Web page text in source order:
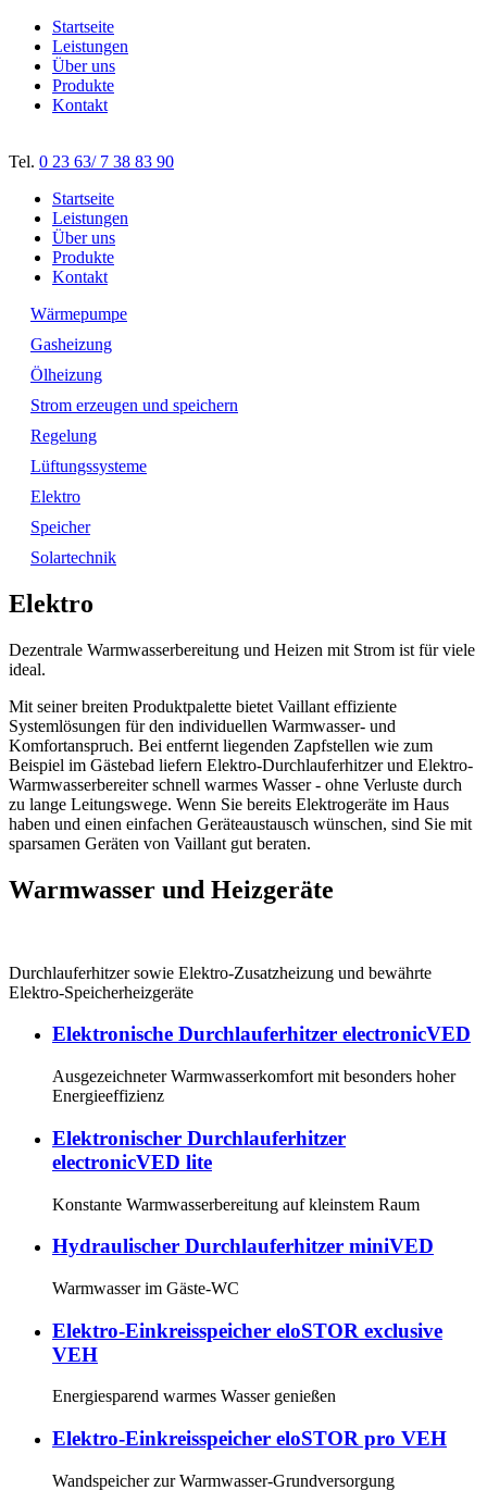
Startseite
Leistungen
Über uns
Produkte
Kontakt
Tel. 0 23 63/ 7 38 83 90
Startseite
Leistungen
Über uns
Produkte
Kontakt
Wärmepumpe
Gasheizung
Ölheizung
Strom erzeugen und speichern
Regelung
Lüftungssysteme
Elektro
Speicher
Solartechnik
Elektro
Dezentrale Warmwasserbereitung und Heizen mit Strom ist für viele
ideal.
Mit seiner breiten Produktpalette bietet Vaillant effiziente
Systemlösungen für den individuellen Warmwasser- und
Komfortanspruch. Bei entfernt liegenden Zapfstellen wie zum
Beispiel im Gästebad liefern Elektro-Durchlauferhitzer und Elektro-
Warmwasserbereiter schnell warmes Wasser - ohne Verluste durch
zu lange Leitungswege. Wenn Sie bereits Elektrogeräte im Haus
haben und einen einfachen Geräteaustausch wünschen, sind Sie mit
sparsamen Geräten von Vaillant gut beraten.
Warmwasser und Heizgeräte
Durchlauferhitzer sowie Elektro-Zusatzheizung und bewährte
Elektro-Speicherheizgeräte
Elektronische Durchlauferhitzer electronicVED
Ausgezeichneter Warmwasserkomfort mit besonders hoher
Energieeffizienz
Elektronischer Durchlauferhitzer
electronicVED lite
Konstante Warmwasserbereitung auf kleinstem Raum
Hydraulischer Durchlauferhitzer miniVED
Warmwasser im Gäste-WC
Elektro-Einkreisspeicher eloSTOR exclusive
VEH
Energiesparend warmes Wasser genießen
Elektro-Einkreisspeicher eloSTOR pro VEH
Wandspeicher zur Warmwasser-Grundversorgung